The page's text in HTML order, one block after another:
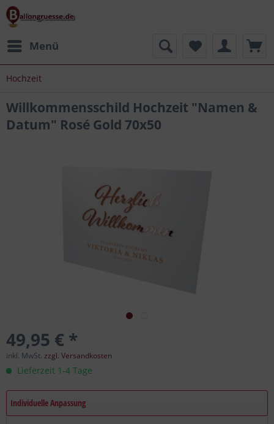
Menü
Hochzeit
Willkommensschild Hochzeit "Namen &
Datum" Rosé Gold 70x50
49,95 € *
inkl. MwSt. zzgl. Versandkosten
Lieferzeit 1-4 Tage
Individuelle Anpassung